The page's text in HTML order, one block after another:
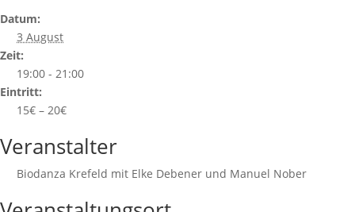
Datum:
3 August
Zeit:
19:00 - 21:00
Eintritt:
15€ – 20€
Veranstalter
Biodanza Krefeld mit Elke Debener und Manuel Nober